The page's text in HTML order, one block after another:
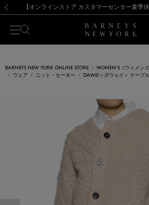
【夏季休業に伴う出荷一時停止のお知ら
熊本県を中心とした地震の影響によるお荷物
【開催中】SUMMER SALEのご案内・
【夏季休業に伴う出荷一時停止のお知ら
BARNEYS NEW YORK ONLINE STORE WOMEN'S（ウィメンズ
ウェア
ニット・セーター DAWEI＜ダウェイ＞ ケーブ